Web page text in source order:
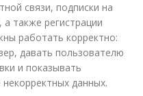
связи, подписки на
а также регистрации
работать корректно:
давать пользователю
и показывать
данных.